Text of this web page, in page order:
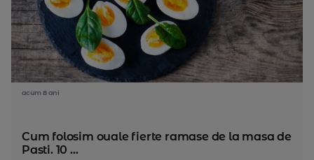
acum 8 ani
Cum folosim ouale fierte ramase de la masa de
Pasti. 10 ...